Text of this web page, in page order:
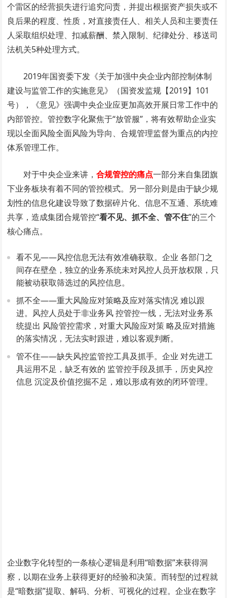
个雷区的经营损失进行追究问责，并提出根据资产损失或不
良后果的程度、性质，对直接责任人、相关人员和主要责任
人采取组织处理、扣减薪酬、禁入限制、纪律处分、移送司
法机关5种处理方式。
2019年国资委下发《关于加强中央企业内部控制体制
建设与监管工作的实施意见》（国资发监规【2019】101
号），《意见》强调中央企业应更加高效开展日常工作中的
内部管控。管控数字化聚焦于“放管服”，将有效帮助企业实
现以全面风险全面风险为导向、合规管理监督为重点的内控
体系管理工作。
对于中央企业来讲，合规管控的痛点一部分来自集团旗
下业务板块有着不同的管控模式。另一部分则是由于缺少规
划性的信息化建设导致了数据碎片化、信息不互通、系统难
共享，造成集团合规管控“看不见、抓不全、管不住”的三个
核心痛点。
看不见——风控信息无法有效准确获取。企业 各部门之
间存在壁垒，独立的业务系统未对风控人员开放权限，只
能被动获取筛选过的风控信息。
抓不全——重大风险应对策略及应对落实情况 难以跟
进。风控人员处于非业务风 控管控一线，无法对业务系
统提出 风险管控需求，对重大风险应对策 略及应对措施
的落实情况，无法实时跟进，难以客观判断。
管不住——缺失风控监管控工具及抓手。企业 对先进工
具运用不足，缺乏有效的 监管控手段及抓手，历史风控
信息 沉淀及价值挖掘不足，难以形成有效的闭环管理。
企业数字化转型的一条核心逻辑是利用“暗数据”来获得洞
察，以期在业务上获得更好的经验和决策。而转型的过程就
是“暗数据”提取、解码、分析、可视化的过程。企业在数字